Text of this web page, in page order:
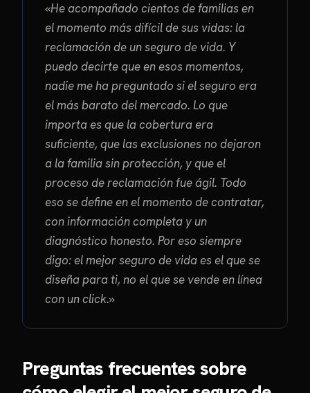
«He acompañado cientos de familias en
el momento más difícil de sus vidas: la
reclamación de un seguro de vida. Y
puedo decirte que en esos momentos,
nadie me ha preguntado si el seguro era
el más barato del mercado. Lo que
importa es que la cobertura era
suficiente, que las exclusiones no dejaron
a la familia sin protección, y que el
proceso de reclamación fue ágil. Todo
eso se define en el momento de contratar,
con información completa y un
diagnóstico honesto. Por eso siempre
digo: el mejor seguro de vida es el que se
diseña para ti, no el que se vende en línea
con un click.»
Preguntas frecuentes sobre